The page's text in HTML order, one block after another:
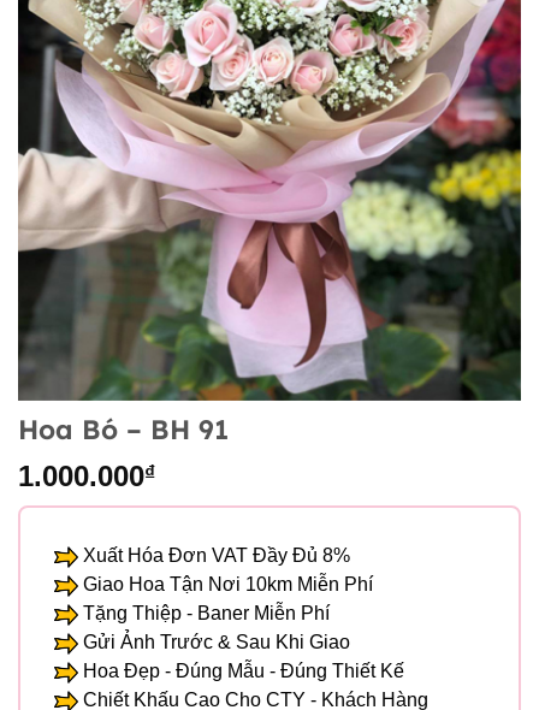
Hoa Bó – BH 91
1.000.000₫
Xuất Hóa Đơn VAT Đầy Đủ 8%
Giao Hoa Tận Nơi 10km Miễn Phí
Tặng Thiệp - Baner Miễn Phí
Gửi Ảnh Trước & Sau Khi Giao
Hoa Đẹp - Đúng Mẫu - Đúng Thiết Kế
Chiết Khấu Cao Cho CTY - Khách Hàng